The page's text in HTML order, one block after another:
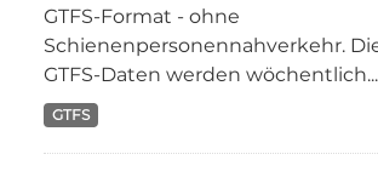
GTFS-Format - ohne
Schienenpersonennahverkehr.
GTFS-Daten werden wöchentlich...
GTFS